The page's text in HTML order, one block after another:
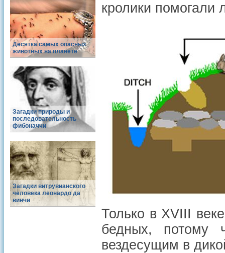
Десятка самых опасных
животных на планете
Загадки природы и
последовательность
фибоначчи
Загадки витрувианского
человека леонардо да
винчи
кролики помогали
Только в XVIII
бедных, потому
вездесущим в